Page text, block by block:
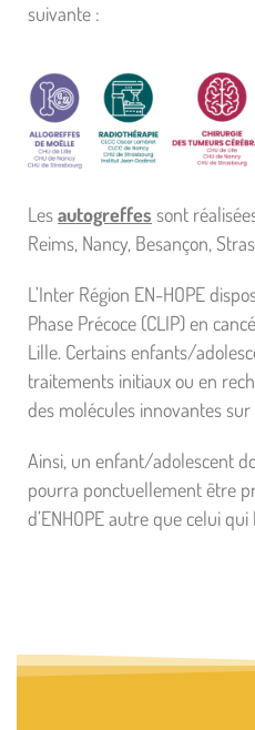
suivante :
Lesautogreffes sont
Reims, Nancy, Besançon,
L’Inter Région EN-HOPE
Phase Précoce (CLIP) en
Lille. Certains enfants/
traitements initiaux ou en
des molécules innovantes sur
Ainsi, un enfant/adolescent
pourra ponctuellement être
d’ENHOPE autre que celui